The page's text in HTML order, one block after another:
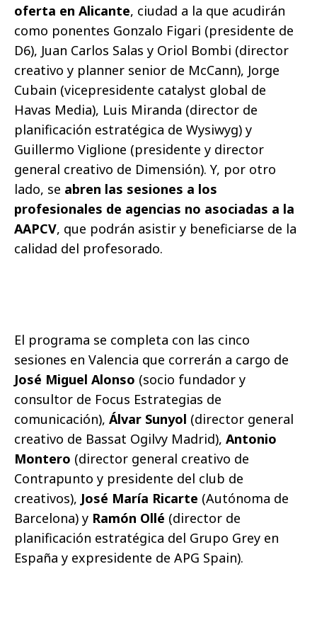
oferta en Alicante, ciudad a la que acudirán
como ponentes Gonzalo Figari (presidente de
D6), Juan Carlos Salas y Oriol Bombi (director
creativo y planner senior de McCann), Jorge
Cubain (vicepresidente catalyst global de
Havas Media), Luis Miranda (director de
planificación estratégica de Wysiwyg) y
Guillermo Viglione (presidente y director
general creativo de Dimensión). Y, por otro
lado, se abren las sesiones a los
profesionales de agencias no asociadas a la
AAPCV, que podrán asistir y beneficiarse de la
calidad del profesorado.
El programa se completa con las cinco
sesiones en Valencia que correrán a cargo de
José Miguel Alonso (socio fundador y
consultor de Focus Estrategias de
comunicación), Álvar Sunyol (director general
creativo de Bassat Ogilvy Madrid), Antonio
Montero (director general creativo de
Contrapunto y presidente del club de
creativos), José María Ricarte (Autónoma de
Barcelona) y Ramón Ollé (director de
planificación estratégica del Grupo Grey en
España y expresidente de APG Spain).